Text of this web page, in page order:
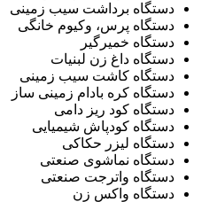
دستگاه برداشت سیب زمینی
دستگاه پرس، وکیوم خانگی
دستگاه خمیرگیر
دستگاه داغ زن لبنیات
دستگاه کاشت سیب زمینی
دستگاه کره بادام زمینی ساز
دستگاه کود ریز دامی
دستگاه کودپاش شیمیایی
دستگاه لیزر حکاکی
دستگاه نماشوی صنعتی
دستگاه واترجت صنعتی
دستگاه واکس زن